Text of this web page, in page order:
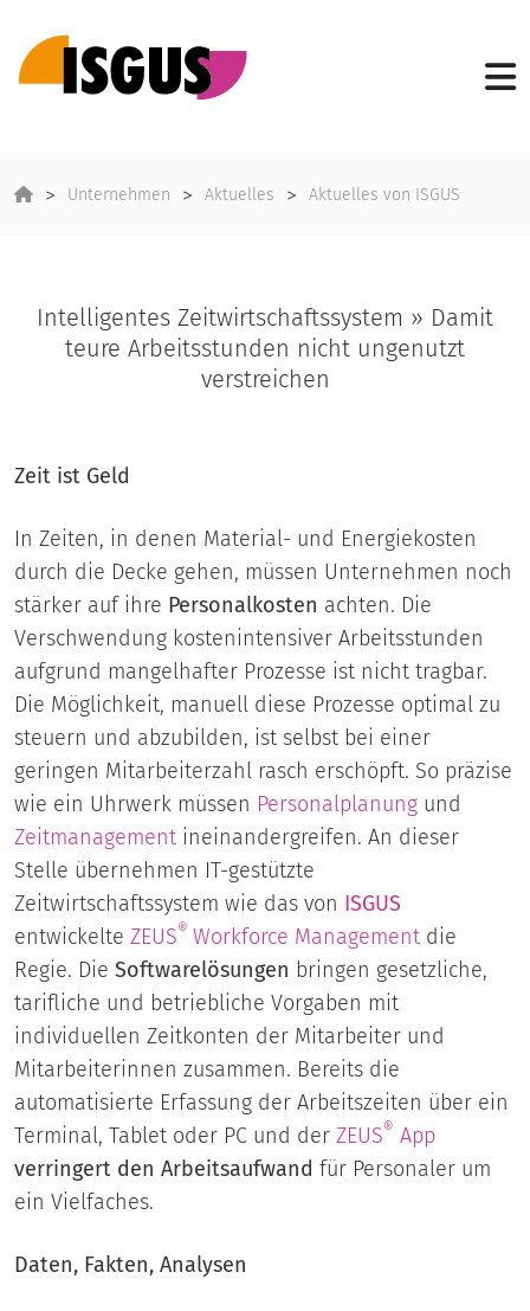
Unternehmen Aktuelles Aktuelles von ISGUS
Intelligentes Zeitwirtschaftssystem » Damit
teure Arbeitsstunden nicht ungenutzt
verstreichen
Zeit ist Geld
In Zeiten, in denen Material- und Energiekosten
durch die Decke gehen, müssen Unternehmen noch
stärker auf ihre Personalkosten achten. Die
Verschwendung kostenintensiver Arbeitsstunden
aufgrund mangelhafter Prozesse ist nicht tragbar.
Die Möglichkeit, manuell diese Prozesse optimal zu
steuern und abzubilden, ist selbst bei einer
geringen Mitarbeiterzahl rasch erschöpft. So präzise
wie ein Uhrwerk müssen Personalplanung und
Zeitmanagement ineinandergreifen. An dieser
Stelle übernehmen IT-gestützte
Zeitwirtschaftssystem wie das von ISGUS
entwickelte ZEUS® Workforce Management die
Regie. Die Softwarelösungen bringen gesetzliche,
tarifliche und betriebliche Vorgaben mit
individuellen Zeitkonten der Mitarbeiter und
Mitarbeiterinnen zusammen. Bereits die
automatisierte Erfassung der Arbeitszeiten über ein
Terminal, Tablet oder PC und der ZEUS® App
verringert den Arbeitsaufwand für Personaler um
ein Vielfaches.
Daten, Fakten, Analysen